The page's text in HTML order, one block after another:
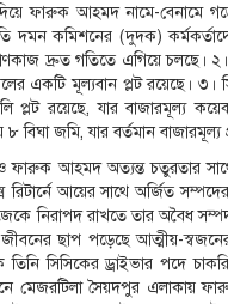
ফারুক আহমদ নামে-বেনামে
দমন কমিশনের (দুদক)
দ্রুত গতিতে এগিয়ে চলছে।
একটি মূল্যবান প্লট রয়েছে।
প্লট রয়েছে, যার বাজারমূল্য
জমি, যার বর্তমান বাজারমূল্য
আহমদ অত্যন্ত চতুরতার সাথে
আয়ের সাথে অর্জিত
নিরাপদ রাখতে তার অবৈধ
ছাপ পড়েছে আত্মীয়-
সিসিকের ড্রাইভার পদে
মেজরটিলা সৈয়দপুর এলাকায়